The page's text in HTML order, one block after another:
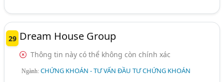
29 Dream House Group
Thông tin này có thể không còn chính xác
Ngành:CHỨNG KHOÁN - TƯ VẤN ĐẦU TƯ CHỨNG KHOÁN